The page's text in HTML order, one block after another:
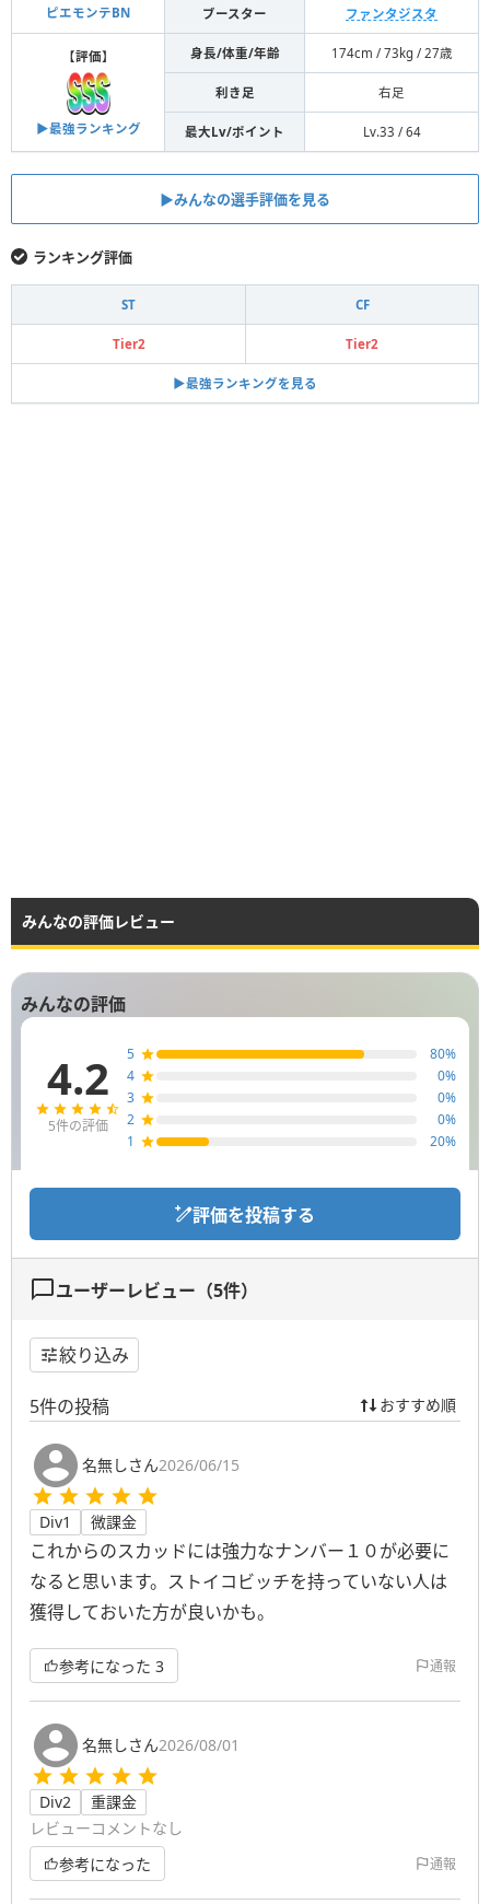
ピエモンテBN ブースター ファンタジスタ
【評価】
▶︎最強ランキング
身長/体重/年齢 174cm / 73kg / 27歳
利き足 右足
最大Lv/ポイント Lv.33 / 64
▶︎みんなの選手評価を見る
ランキング評価
ST CF
Tier2 Tier2
▶︎最強ランキングを見る
みんなの評価レビュー
みんなの評価
4.2
5件の評価
5 80%
4
0%
3
0%
2
0%
1
20%
評価を投稿する
ユーザーレビュー（5件）
絞り込み
5件の投稿 おすすめ順
名無しさん2026/06/15
Div1 微課金
これからのスカッドには強力なナンバー１０が必要に
なると思います。ストイコビッチを持っていない人は
獲得しておいた方が良いかも。
参考になった 3 通報
名無しさん2026/08/01
Div2
重課金
レビューコメントなし
参考になった
通報